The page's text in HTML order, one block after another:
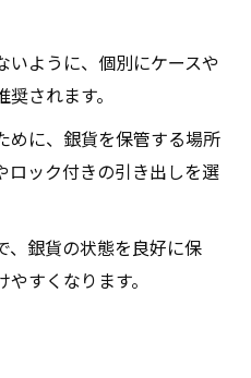
いように、個別にケースや
されます。
めに、銀貨を保管する場所
ロック付きの引き出しを選
、銀貨の状態を良好に保
すくなります。